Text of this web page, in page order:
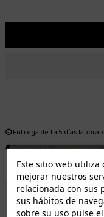
Entrega de 1 a 5 días
Distribuidor autorizado
ENVÍO
Este sitio web utiliza
mejorar nuestros
relacionada con sus
sus hábitos de
sobre su uso pulse el